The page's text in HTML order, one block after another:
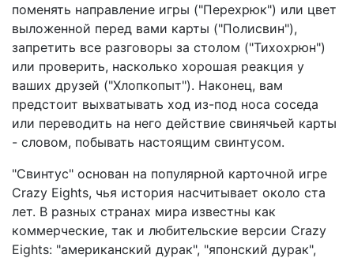
поменять направление игры ("Перехрюк") или цвет
выложенной перед вами карты ("Полисвин"),
запретить все разговоры за столом ("Тихохрюн")
или проверить, насколько хорошая реакция у
ваших друзей ("Хлопкопыт"). Наконец, вам
предстоит выхватывать ход из-под носа соседа
или переводить на него действие свинячьей карты
- словом, побывать настоящим свинтусом.
"Свинтус" основан на популярной карточной игре
Crazy Eights, чья история насчитывает около ста
лет. В разных странах мира известны как
коммерческие, так и любительские версии Crazy
Eights: "американский дурак", "японский дурак",